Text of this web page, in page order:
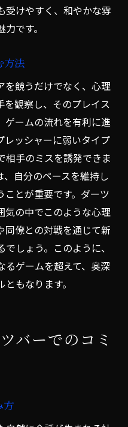
受けやすく、和やかな雰
です。
方法
を競うだけでなく、心理
を観察し、そのプレイス
ゲームの流れを有利に進
レッシャーに弱いタイプ
相手のミスを誘発できま
自分のペースを維持し
ことが重要です。ダーツ
気の中でこのような心理
同僚との対戦を通じて新
しょう。このように、
るゲームを超えて、奥深
もなります。
バーでのコミ
方